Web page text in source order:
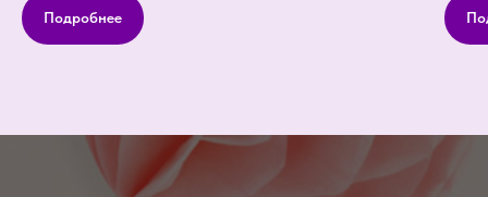
Подробнее